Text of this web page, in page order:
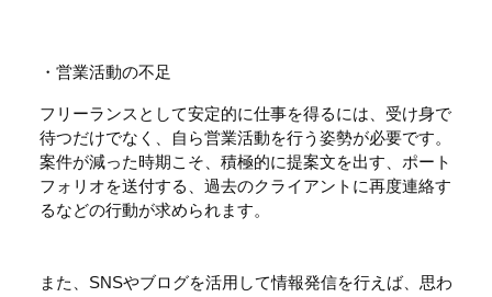
・営業活動の不足
フリーランスとして安定的に仕事を得るには、受け身で
待つだけでなく、自ら営業活動を行う姿勢が必要です。
案件が減った時期こそ、積極的に提案文を出す、ポート
フォリオを送付する、過去のクライアントに再度連絡す
るなどの行動が求められます。
また、SNSやブログを活用して情報発信を行えば、思わ